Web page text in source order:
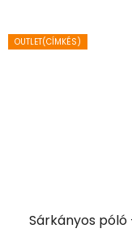
OUTLET(CÍMKÉS)
Sárkányos póló